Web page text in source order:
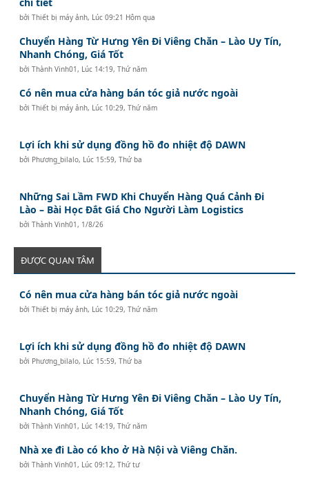
bởiThiết bị máy ảnh, Lúc 09:21 Hôm qua
Chuyển Hàng Từ Hưng Yên Đi Viêng Chăn – Lào Uy Tín,
Nhanh Chóng, Giá Tốt
bởiThành Vinh01, Lúc 14:19, Thứ năm
Có nên mua cửa hàng bán tóc giả nước ngoài
bởiThiết bị máy ảnh, Lúc 10:29, Thứ năm
Lợi ích khi sử dụng đồng hồ đo nhiệt độ DAWN
bởi Phương_bilalo, Lúc 15:59, Thứ ba
Những Sai Lầm FWD Khi Chuyển Hàng Quá Cảnh Đi
Lào – Bài Học Đắt Giá Cho Người Làm Logistics
bởiThành Vinh01, 1/8/26
ĐƯỢC QUAN TÂM
Có nên mua cửa hàng bán tóc giả nước ngoài
bởiThiết bị máy ảnh, Lúc 10:29, Thứ năm
Lợi ích khi sử dụng đồng hồ đo nhiệt độ DAWN
bởi Phương_bilalo, Lúc 15:59, Thứ ba
Chuyển Hàng Từ Hưng Yên Đi Viêng Chăn – Lào Uy Tín,
Nhanh Chóng, Giá Tốt
bởiThành Vinh01, Lúc 14:19, Thứ năm
Nhà xe đi Lào có kho ở Hà Nội và Viêng Chăn.
bởiThành Vinh01, Lúc 09:12, Thứ tư